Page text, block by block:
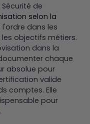
de
selon la
dans les
objectifs métiers.
dans la
chaque
absolue pour
valide
comptes. Elle
pour
.